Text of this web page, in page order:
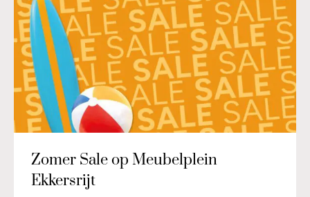
Zomer Sale op Meubelplein
Ekkersrijt